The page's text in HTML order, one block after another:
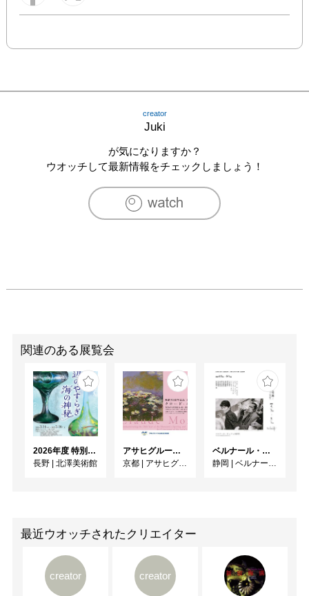
creator
Juki
が気になりますか？
ウオッチして最新情報をチェックしましょう！
関連のある展覧会
2026年度 特別展「ガレとドーム、アール･ヌーヴォーのガラス 水辺のやすらぎ、海の神秘」
長野 | 北澤美術館
アサヒグループ大山崎山荘美術館 開館30周年記念展「没後100年 クロード・モネ」
京都 | アサヒグループ大山崎山荘美術館
ベルナール・ビュフェと写真 ーカメラがとらえたビュフェとその時代、そして21 世紀へ
静岡 | ベルナール・ビュフェ美術館
最近ウオッチされたクリエイター
creator creator